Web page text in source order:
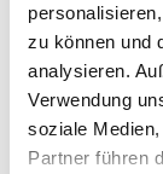
zu können und
analysieren.
Verwendung
soziale
Partner führen